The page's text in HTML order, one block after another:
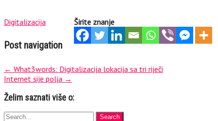
Širite znanje
Digitalizacija
Post navigation
← What3words: Digitalizacija lokacija sa tri riječi
Internet sije polja →
Želim saznati više o: